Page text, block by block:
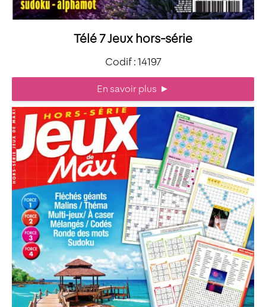
Télé 7 Jeux hors-série
Codif : 14197
En savoir plus ►